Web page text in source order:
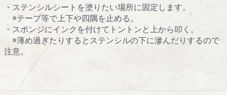
・ステンシルシートを塗りたい場所に固定します。
※テープ等で上下や四隅を止める。
・スポンジにインクを付けてトントンと上から叩く。
※薄め過ぎたりするとステンシルの下に滲んだりするので
注意。